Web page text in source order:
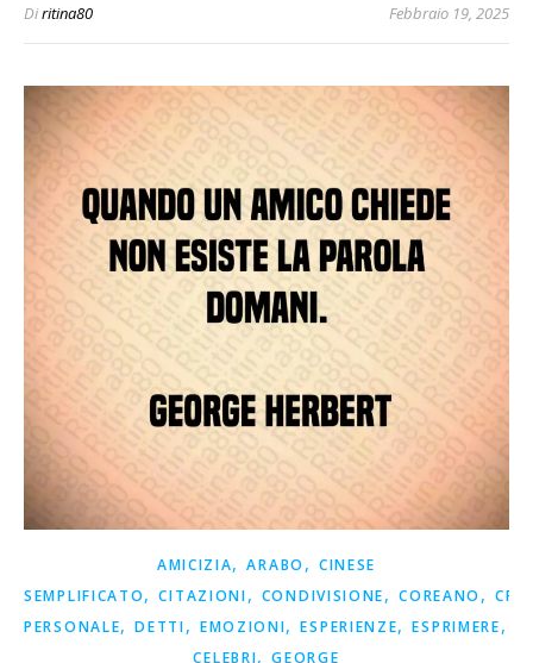
Diritina80 Febbraio 19, 2025
AMICIZIA,ARABO , CINESE
SEMPLIFICATO,CITAZIONI, CONDIVISIONE,COREANO ,
PERSONALE,DETTI, EMOZIONI,ESPERIENZE,ESPRIMERE,
CELEBRI,GEORGE